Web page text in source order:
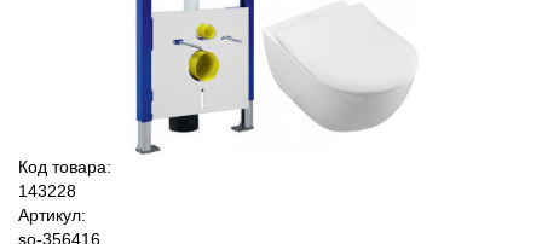
Код товара:
143228
Артикул:
so-356416